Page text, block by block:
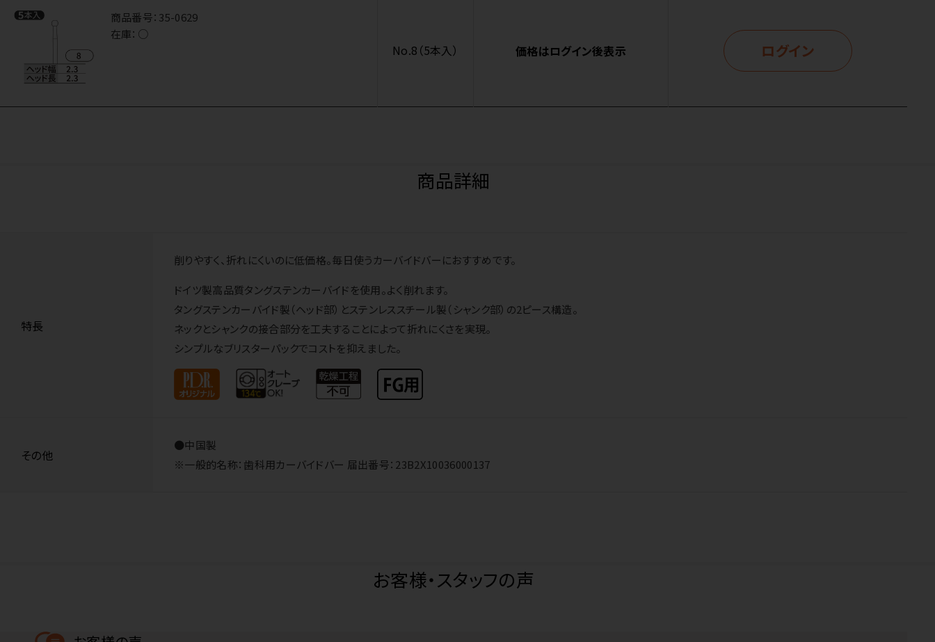
商品番号： 35-0629
在庫： ○
No.8（5本入） 価格はログイン後表示 ログイン
商品詳細
特長
削りやすく、折れにくいのに低価格。毎日使うカーバイドバーにおすすめです。
ドイツ製高品質タングステンカーバイドを使用。よく削れます。
タングステンカーバイド製（ヘッド部）とステンレススチール製（シャンク部）の2ピース構造。
ネックとシャンクの接合部分を工夫することによって折れにくさを実現。
シンプルなブリスターパックでコストを抑えました。
その他
●中国製
※一般的名称：歯科用カーバイドバー 届出番号：23B2X10036000137
お客様・スタッフの声